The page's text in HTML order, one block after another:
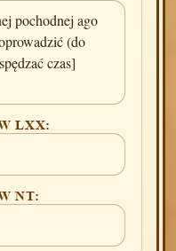
pochodnej ago
(do
czas]
LXX:
NT: